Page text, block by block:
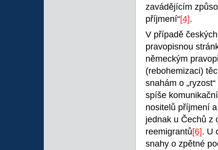
zavádějícím
příjmení“[4].
V případě
pravopisnou
německým
(rebohemizaci)
snahám o
spíše
nositelů příjmení
jednak u Čechů z
reemigrantů[6]. U
snahy o zpětné